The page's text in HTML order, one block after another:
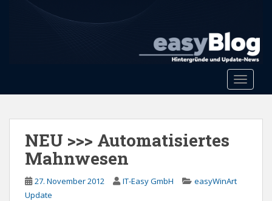
Toggle
NEU >>> Automatisiertes
Mahnwesen
27. November 2012 IT-Easy GmbH
easyWinArt
Update